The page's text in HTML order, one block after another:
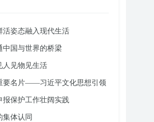
活姿态融入现代生活
国与世界的桥梁
人见物见生活
要名片——习近平文化思想引领
报保护工作壮阔实践
集体认同